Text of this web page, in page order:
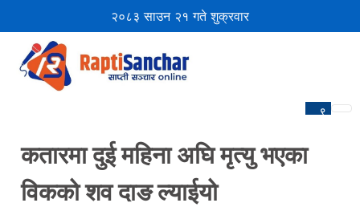
२०८३ साउन २१ गते शुक्रवार
९
कतारमा दुई महिना अघि मृत्यु भएका
विकको शव दाङ ल्याईयो